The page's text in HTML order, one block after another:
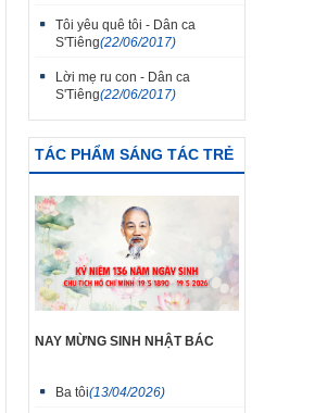
Tôi yêu quê tôi - Dân ca
S'Tiêng(22/06/2017)
Lời mẹ ru con - Dân ca
S'Tiêng(22/06/2017)
TÁC PHẨM SÁNG TÁC TRẺ
NAY MỪNG SINH NHẬT BÁC
Ba tôi(13/04/2026)